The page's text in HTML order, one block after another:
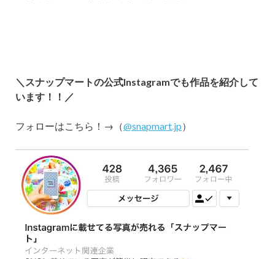
＼スナップマートの公式Instagramでも作品を紹介して
います！！／
フォローはこちら！→（@snapmart.jp）